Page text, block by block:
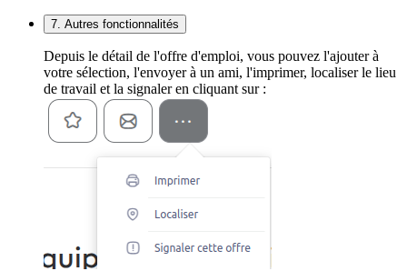
7. Autres fonctionnalités
Depuis le détail de l'offre d'emploi, vous pouvez l'ajouter à
votre sélection, l'envoyer à un ami, l'imprimer, localiser le lieu
de travail et la signaler en cliquant sur :